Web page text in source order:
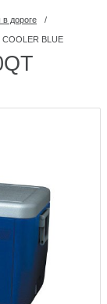
дороге /
COOLER BLUE